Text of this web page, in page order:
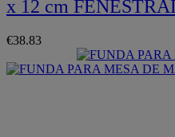
x 12 cm
€38.83